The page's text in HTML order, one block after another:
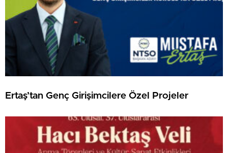
Ertaş’tan Genç Girişimcilere Özel Projeler